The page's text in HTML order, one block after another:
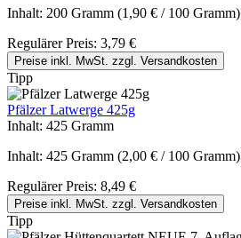
Inhalt: 200 Gramm (1,90 € / 100 Gramm)
Regulärer Preis: 3,79 €
Preise inkl. MwSt. zzgl. Versandkosten
Tipp
Pfälzer Latwerge 425g
Inhalt: 425 Gramm
Inhalt: 425 Gramm (2,00 € / 100 Gramm)
Regulärer Preis: 8,49 €
Preise inkl. MwSt. zzgl. Versandkosten
Tipp